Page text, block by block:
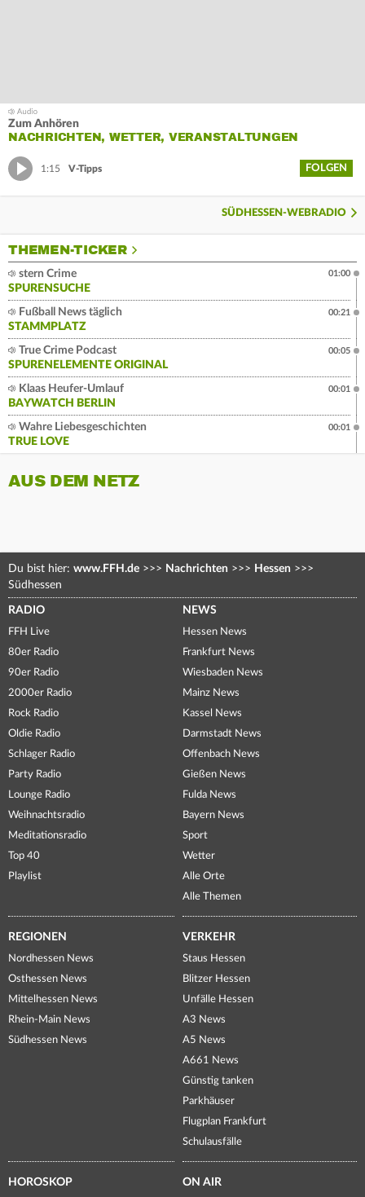
Zum Anhören
NACHRICHTEN, WETTER, VERANSTALTUNGEN
1:15 V-Tipps FOLGEN
SÜDHESSEN-WEBRADIO
THEMEN-TICKER
stern Crime
SPURENSUCHE
01:00
Fußball News täglich
STAMMPLATZ
00:21
True Crime Podcast
SPURENELEMENTE ORIGINAL
00:05
Klaas Heufer-Umlauf
BAYWATCH BERLIN
00:01
Wahre Liebesgeschichten
TRUE LOVE
00:01
AUS DEM NETZ
Du bist hier: www.FFH.de >>> Nachrichten >>> Hessen >>>
Südhessen
RADIO
FFH Live
80er Radio
90er Radio
2000er Radio
Rock Radio
Oldie Radio
Schlager Radio
Party Radio
Lounge Radio
Weihnachtsradio
Meditationsradio
Top 40
Playlist
NEWS
Hessen News
Frankfurt News
Wiesbaden News
Mainz News
Kassel News
Darmstadt News
Offenbach News
Gießen News
Fulda News
Bayern News
Sport
Wetter
Alle Orte
Alle Themen
REGIONEN
Nordhessen News
Osthessen News
Mittelhessen News
Rhein-Main News
Südhessen News
VERKEHR
Staus Hessen
Blitzer Hessen
Unfälle Hessen
A3 News
A5 News
A661 News
Günstig tanken
Parkhäuser
Flugplan Frankfurt
Schulausfälle
HOROSKOP ON AIR